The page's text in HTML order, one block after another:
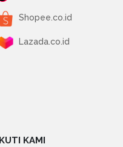
Shopee.co.id
Lazada.co.id
IKUTI KAMI